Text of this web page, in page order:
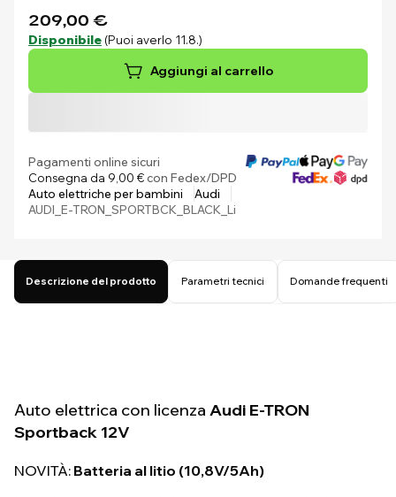
209,00 €
Disponibile (Puoi averlo 11.8.)
Aggiungi al carrello
Pagamenti online sicuri
Consegna da 9,00 €con Fedex/DPD
Auto elettriche per bambini
Audi
AUDI_E-TRON_SPORTBCK_BLACK_Li
Descrizione del prodotto Parametri tecnici Domande frequenti
Auto elettrica con licenza Audi E-TRON
Sportback 12V
NOVITÀ: Batteria al litio (10,8V/5Ah)